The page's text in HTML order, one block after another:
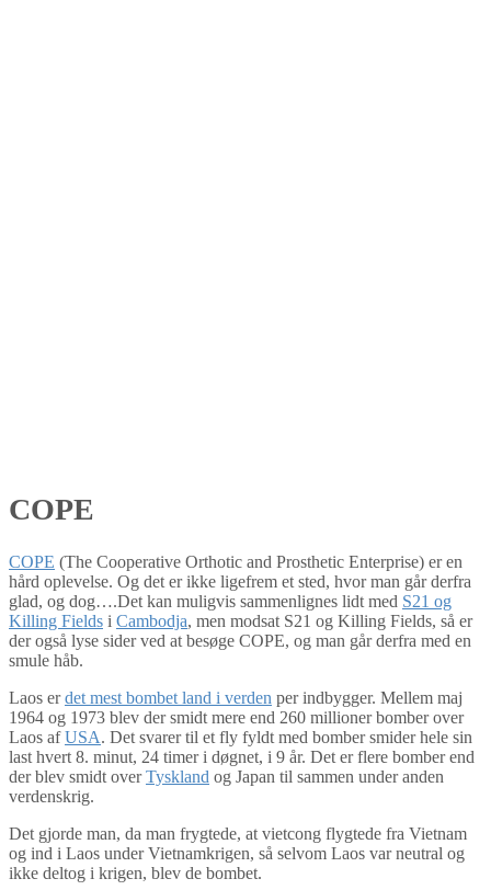
COPE
COPE (The Cooperative Orthotic and Prosthetic Enterprise) er en
hård oplevelse. Og det er ikke ligefrem et sted, hvor man går derfra
glad, og dog….Det kan muligvis sammenlignes lidt med S21 og
Killing Fields i Cambodja, men modsat S21 og Killing Fields, så er
der også lyse sider ved at besøge COPE, og man går derfra med en
smule håb.
Laos erdet mest bombet land i verden per indbygger. Mellem maj
1964 og 1973 blev der smidt mere end 260 millioner bomber over
Laos afUSA. Det svarer til et fly fyldt med bomber smider hele sin
last hvert 8. minut, 24 timer i døgnet, i 9 år. Det er flere bomber end
der blev smidt overTyskland og Japan til sammen under anden
verdenskrig.
Det gjorde man, da man frygtede, at vietcong flygtede fra Vietnam
og ind i Laos under Vietnamkrigen, så selvom Laos var neutral og
ikke deltog i krigen, blev de bombet.